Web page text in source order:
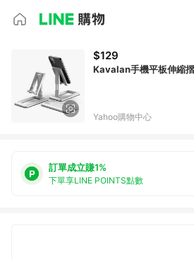
$129
Kavalan手機平板伸縮
Yahoo購物中心
訂單成立賺1%
下單享LINE POINTS點數